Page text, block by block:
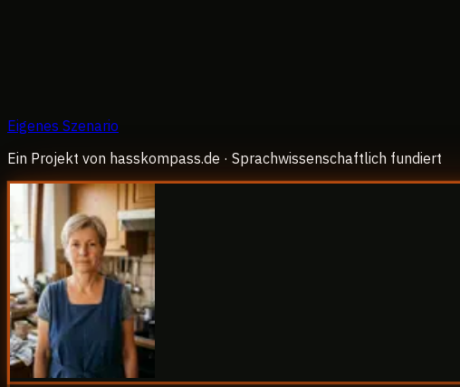
Eigenes Szenario
Ein Projekt von hasskompass.de · Sprachwissenschaftlich fundiert